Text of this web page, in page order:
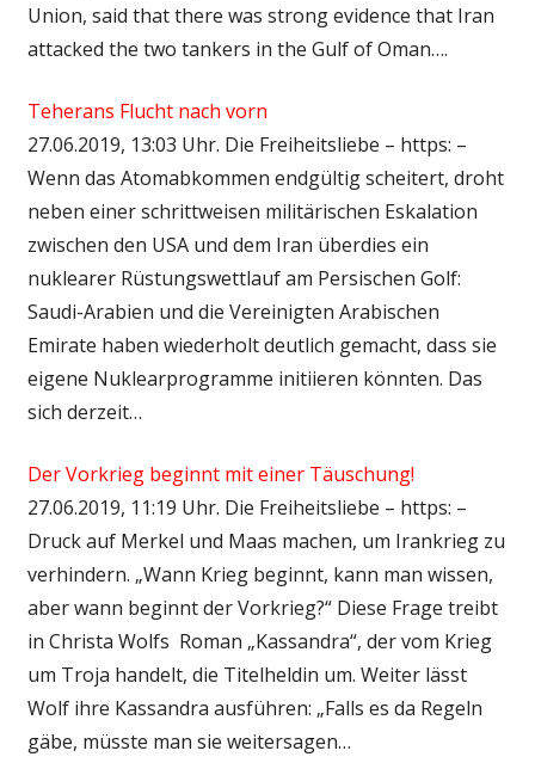
Union, said that there was strong evidence that Iran
attacked the two tankers in the Gulf of Oman….
Teherans Flucht nach vorn
27.06.2019, 13:03 Uhr. Die Freiheitsliebe – https: –
Wenn das Atomabkommen endgültig scheitert, droht
neben einer schrittweisen militärischen Eskalation
zwischen den USA und dem Iran überdies ein
nuklearer Rüstungswettlauf am Persischen Golf:
Saudi-Arabien und die Vereinigten Arabischen
Emirate haben wiederholt deutlich gemacht, dass sie
eigene Nuklearprogramme initiieren könnten. Das
sich derzeit…
Der Vorkrieg beginnt mit einer Täuschung!
27.06.2019, 11:19 Uhr. Die Freiheitsliebe – https: –
Druck auf Merkel und Maas machen, um Irankrieg zu
verhindern. „Wann Krieg beginnt, kann man wissen,
aber wann beginnt der Vorkrieg?“ Diese Frage treibt
in Christa Wolfs Roman „Kassandra“, der vom Krieg
um Troja handelt, die Titelheldin um. Weiter lässt
Wolf ihre Kassandra ausführen: „Falls es da Regeln
gäbe, müsste man sie weitersagen…